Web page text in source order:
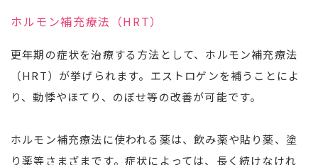
ホルモン補充療法（HRT）
更年期の症状を治療する方法として、ホルモン補充療法
（HRT）が挙げられます。エストロゲンを補うことによ
り、動悸やほてり、のぼせ等の改善が可能です。
ホルモン補充療法に使われる薬は、飲み薬や貼り薬、塗
り薬等さまざまです。症状によっては、長く続けなけれ